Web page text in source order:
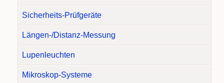
Sicherheits-Prüfgeräte
Längen-/Distanz-Messung
Lupenleuchten
Mikroskop-Systeme